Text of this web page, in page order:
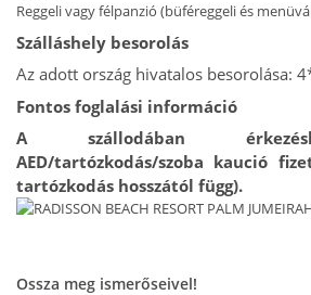
Reggeli vagy félpanzió (büféreggeli és
Szálláshely besorolás
Az adott ország hivatalos besorolása:
Fontos foglalási információ
A szállodában
AED/tartózkodás/szoba kaució
tartózkodás hosszától függ).
Ossza meg ismerőseivel!